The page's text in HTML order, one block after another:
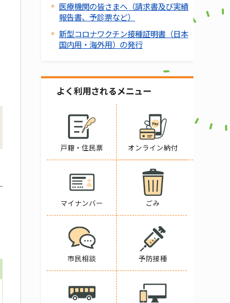
医療機関の皆さまへ（請求書及び実績
報告書、予診票など）
新型コロナワクチン接種証明書（日本
国内用・海外用）の発行
よく利用されるメニュー
戸籍・住民票 オンライン納付
マイナンバー ごみ
市民相談 予防接種